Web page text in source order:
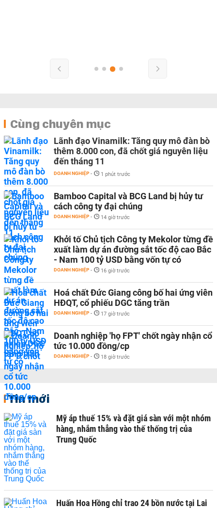
Cùng chuyên mục
Lãnh đạo Vinamilk: Tăng quy mô đàn bò
thêm 8.000 con, đã chốt giá nguyên liệu
đến tháng 11
DOANH NGHIỆP - 1 phút trước
Bamboo Capital và BCG Land bị hủy tư
cách công ty đại chúng
DOANH NGHIỆP - 14 giờ trước
Khởi tố Chủ tịch Công ty Mekolor từng đề
xuất làm dự án đường sắt tốc độ cao Bắc
- Nam 100 tỷ USD bằng vốn tự có
DOANH NGHIỆP - 16 giờ trước
Hoá chất Đức Giang công bố hai ứng viên
HĐQT, cổ phiếu DGC tăng trần
DOANH NGHIỆP - 17 giờ trước
Doanh nghiệp 'họ FPT' chốt ngày nhận cổ
tức 10.000 đồng/cp
DOANH NGHIỆP - 18 giờ trước
Tin mới
Mỹ áp thuế 15% và đặt giá sàn với một nhóm
hàng, nhắm thẳng vào thế thống trị của
Trung Quốc
Huấn Hoa Hồng chỉ trao 24 bồn nước tại Lai